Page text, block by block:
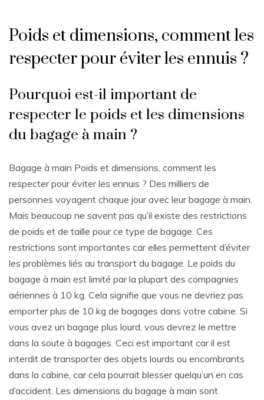
Poids et dimensions, comment les
respecter pour éviter les ennuis ?
Pourquoi est-il important de
respecter le poids et les dimensions
du bagage à main ?
Bagage à main Poids et dimensions, comment les
respecter pour éviter les ennuis ? Des milliers de
personnes voyagent chaque jour avec leur bagage à main.
Mais beaucoup ne savent pas qu’il existe des restrictions
de poids et de taille pour ce type de bagage. Ces
restrictions sont importantes car elles permettent d’éviter
les problèmes liés au transport du bagage. Le poids du
bagage à main est limité par la plupart des compagnies
aériennes à 10 kg. Cela signifie que vous ne devriez pas
emporter plus de 10 kg de bagages dans votre cabine. Si
vous avez un bagage plus lourd, vous devrez le mettre
dans la soute à bagages. Ceci est important car il est
interdit de transporter des objets lourds ou encombrants
dans la cabine, car cela pourrait blesser quelqu’un en cas
d’accident. Les dimensions du bagage à main sont